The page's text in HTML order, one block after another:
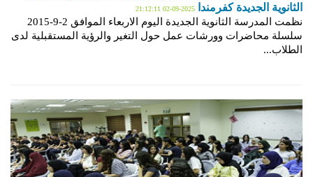
الثانوية الجديدة كفرمندا
2025-09-02 21:12:11
نظمت المدرسة الثانوية الجديدة اليوم الاربعاء الموافق 2-9-2015
سلسلة محاضرات وورشات عمل حول التغير والرؤية المستقبلية لدى
الطلاب...